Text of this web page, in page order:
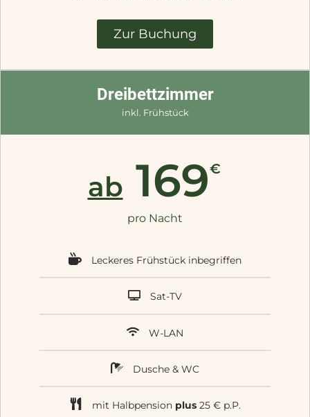
Zur Buchung
Dreibettzimmer
inkl. Frühstück
ab 169€
pro Nacht
Leckeres Frühstück inbegriffen
Sat-TV
W-LAN
Dusche & WC
mit Halbpension plus25 € p.P.